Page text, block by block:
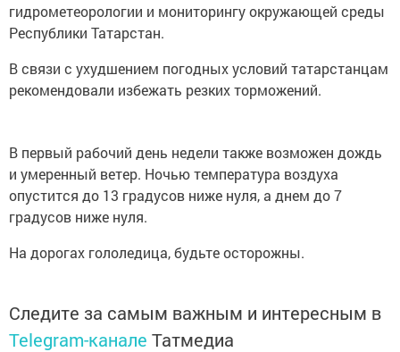
гидрометеорологии и мониторингу окружающей среды
Республики Татарстан.
В связи с ухудшением погодных условий татарстанцам
рекомендовали избежать резких торможений.
В первый рабочий день недели также возможен дождь
и умеренный ветер. Ночью температура воздуха
опустится до 13 градусов ниже нуля, а днем до 7
градусов ниже нуля.
На дорогах гололедица, будьте осторожны.
Следите за самым важным и интересным в
Telegram-канале Татмедиа